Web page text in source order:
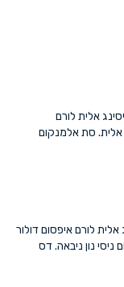
אלית לורם
אלית. סת אלמנקום
לורם איפסום דולור
נון ניבאה. דס